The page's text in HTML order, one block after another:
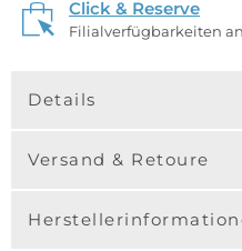
Click & Reserve
Filialverfügbarkeiten
Details
Versand & Retoure